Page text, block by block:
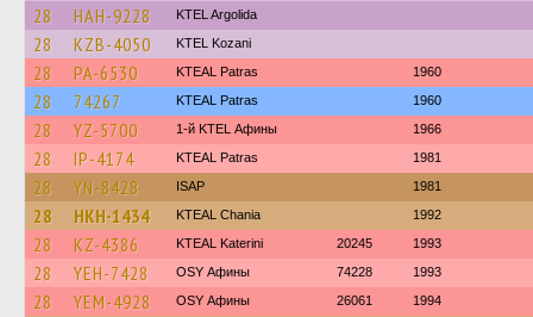
28 HAH-9228 KTEL Argolida
28 KZB-4050 ΚΤΕL Kozani
28 PA-6530 KTEAL Patras 1960
28 74267 KTEAL Patras 1960
28 YZ-5700 1-й KTEL Афины 1966
28 IP-4174 KTEAL Patras 1981
28 YN-8428 ISAP 1981
28 HKH-1434 KTEAL Chania 1992
28 KZ-4386 KTEAL Katerini 20245 1993
28 YEH-7428 OSY Афины 74228 1993
28 YEM-4928 OSY Афины 26061 1994